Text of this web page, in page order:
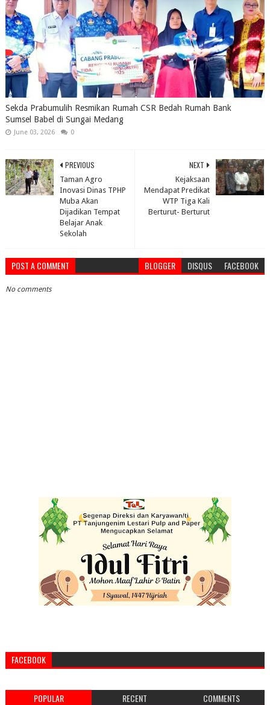
Sekda Prabumulih Resmikan Rumah CSR Bedah Rumah Bank
Sumsel Babel di Sungai Medang
June 03, 2026 0
NEXT
Kejaksaan
Mendapat Predikat
WTP Tiga Kali
Berturut- Berturut
PREVIOUS
Taman Agro
Inovasi Dinas TPHP
Muba Akan
Dijadikan Tempat
Belajar Anak
Sekolah
POST A COMMENT BLOGGER DISQUS FACEBOOK
No comments
FACEBOOK
POPULAR RECENT COMMENTS